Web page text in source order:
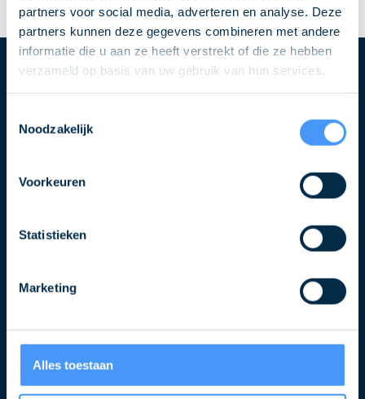
partners voor social media, adverteren en analyse. Deze
partners kunnen deze gegevens combineren met andere
informatie die u aan ze heeft verstrekt of die ze hebben
verzameld op basis van uw gebruik van hun services.
Noodzakelijk
Voorkeuren
Statistieken
Marketing
Alles toestaan
Blijf op de hoogte over QLS
Schrijf u in voor de nieuwsbrief
E-